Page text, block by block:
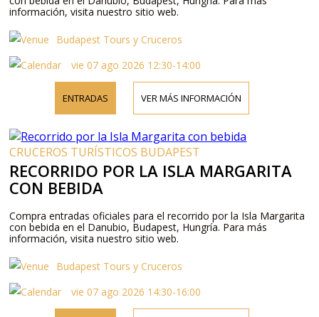
información, visita nuestro sitio web.
Budapest Tours y Cruceros
vie 07 ago 2026 12:30-14:00
ENTRADAS VER MÁS INFORMACIÓN
CRUCEROS TURÍSTICOS BUDAPEST
RECORRIDO POR LA ISLA MARGARITA
CON BEBIDA
Compra entradas oficiales para el recorrido por la Isla Margarita
con bebida en el Danubio, Budapest, Hungría. Para más
información, visita nuestro sitio web.
Budapest Tours y Cruceros
vie 07 ago 2026 14:30-16:00